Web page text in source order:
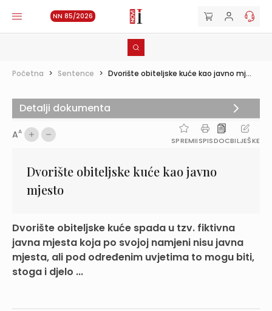
NN 85/2026
Početna > Sentence > Dvorište obiteljske kuće kao javno mj...
AA
SPREMIISPISDOCBILJEŠKE
Dvorište obiteljske kuće kao javno
mjesto
Dvorište obiteljske kuće spada u tzv. fiktivna
javna mjesta koja po svojoj namjeni nisu javna
mjesta, ali pod određenim uvjetima to mogu biti,
stoga i djelo ...
Detalji dokumenta